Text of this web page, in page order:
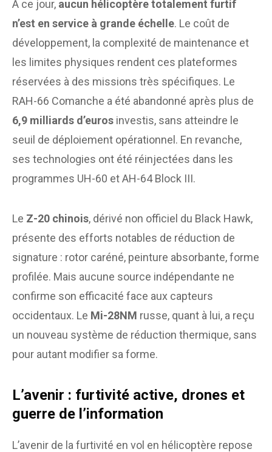
À ce jour, aucun hélicoptère totalement furtif
n’est en service à grande échelle. Le coût de
développement, la complexité de maintenance et
les limites physiques rendent ces plateformes
réservées à des missions très spécifiques. Le
RAH-66 Comanche a été abandonné après plus de
6,9 milliards d’euros investis, sans atteindre le
seuil de déploiement opérationnel. En revanche,
ses technologies ont été réinjectées dans les
programmes UH-60 et AH-64 Block III.
Le Z-20 chinois, dérivé non officiel du Black Hawk,
présente des efforts notables de réduction de
signature : rotor caréné, peinture absorbante, forme
profilée. Mais aucune source indépendante ne
confirme son efficacité face aux capteurs
occidentaux. Le Mi-28NM russe, quant à lui, a reçu
un nouveau système de réduction thermique, sans
pour autant modifier sa forme.
L’avenir : furtivité active, drones et
guerre de l’information
L’avenir de la furtivité en vol en hélicoptère repose